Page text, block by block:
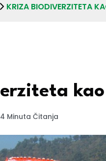
KRIZA BIODIVERZITETA
4 Minuta Čitanja